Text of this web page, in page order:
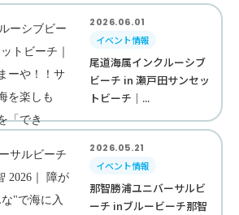
2026.06.01
イベント情報
尾道海属インクルーシブ
ビーチ in 瀬戸田サンセッ
トビーチ｜...
2026.05.21
イベント情報
那智勝浦ユニバーサルビ
ーチ inブルービーチ那智